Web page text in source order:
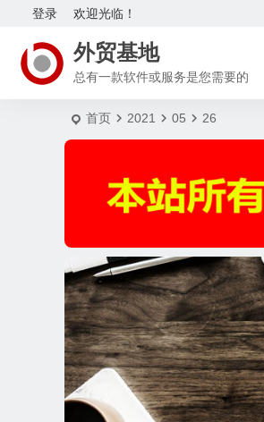
欢迎光临！
登录
外贸基地
总有一款软件或服务是您需要的
首页 2021 05 26